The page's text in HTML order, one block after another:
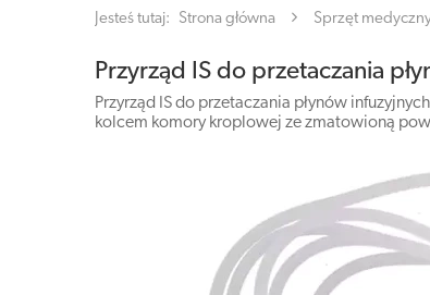
Jesteś tutaj: Strona główna Sprzęt
Przyrząd IS do przetaczania
Przyrząd IS do przetaczania płynów
kolcem komory kroplowej ze zmatowioną